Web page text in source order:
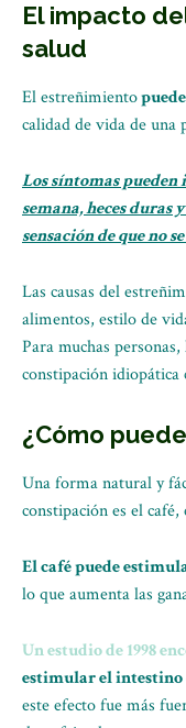
El impacto
salud
El estreñimiento
calidad de vida de una
Los síntomas pueden
semana, heces duras
sensación de que no
Las causas del
alimentos, estilo de
Para muchas
constipación idiopática
¿Cómo
Una forma natural y
constipación es el
El café puede
lo que aumenta las
Un estudio de 1998
estimular el intestino
este efecto fue más